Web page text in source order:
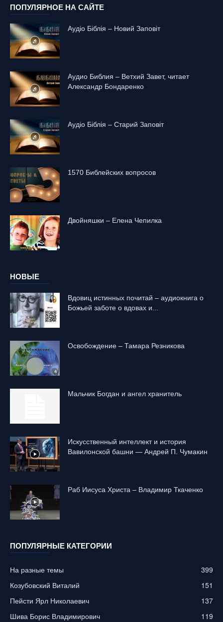
ПОПУЛЯРНОЕ НА САЙТЕ
Аудіо Біблія – Новий Заповіт
Аудио Библия – Ветхий Завет, читает
Александр Бондаренко
Аудіо Біблія – Старий Заповіт
1570 Библейских вопросов
Двойняшки – Елена Чепилка
НОВЫЕ
Вдовиц истинных почитай – аудиокнига о
Божьей заботе о вдовах и...
Освобождение – Тамара Резникова
Mальчик Богдан и ангел хранитель
Искусственный интеллект и история
Вавилонской башни — Андрей П. Чумакин
Раб Иисуса Христа – Владимир Ткаченко
ПОПУЛЯРНЫЕ КАТЕГОРИИ
На разные темы
399
Козубовский Виталий
151
Пейсти Ярл Николаевич
137
Шива Борис Владимирович
119